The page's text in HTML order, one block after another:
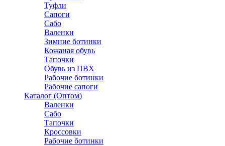
Туфли
Сапоги
Сабо
Валенки
Зимние ботинки
Кожаная обувь
Тапочки
Обувь из ПВХ
Рабочие ботинки
Рабочие сапоги
Каталог (Оптом)
Валенки
Сабо
Тапочки
Кроссовки
Рабочие ботинки